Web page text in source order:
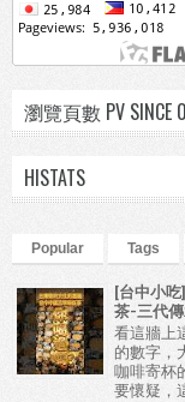
瀏覽頁數 PV SINCE
HISTATS
Popular Tags
[台中小
茶-三代
看這牆上
的數字，
咖啡寄杯
要懷疑，